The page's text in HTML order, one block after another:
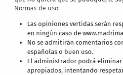
Normas de uso:
Las opiniones vertidas serán
en ningún caso de
No se admitirán comentarios
españolas o buen uso.
El administrador podrá
apropiados, intentando